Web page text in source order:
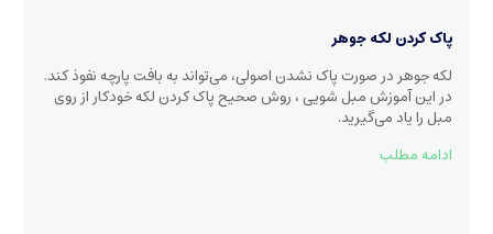
پاک کردن لکه جوهر
لکه جوهر در صورت پاک نشدن اصولی، می‌تواند به بافت پارچه نفوذ کند.
در این آموزش مبل شویی ، روش صحیح پاک کردن لکه خودکار از روی
مبل را یاد می‌گیرید.
ادامه مطلب